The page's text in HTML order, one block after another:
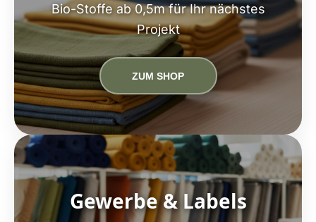
Bio-Stoffe ab 0,5m für Ihr nächstes
Projekt
ZUM SHOP
Gewerbe & Labels